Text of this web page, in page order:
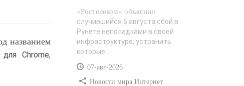
названием
Chrome,
«Ростелеком» объяснил
случившийся 6 августа сбой в
Рунете неполадками в своей
инфраструктуре, устранить
которые...
07-авг-2026
Новости мира Интернет